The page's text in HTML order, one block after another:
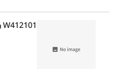
APJ
W412101